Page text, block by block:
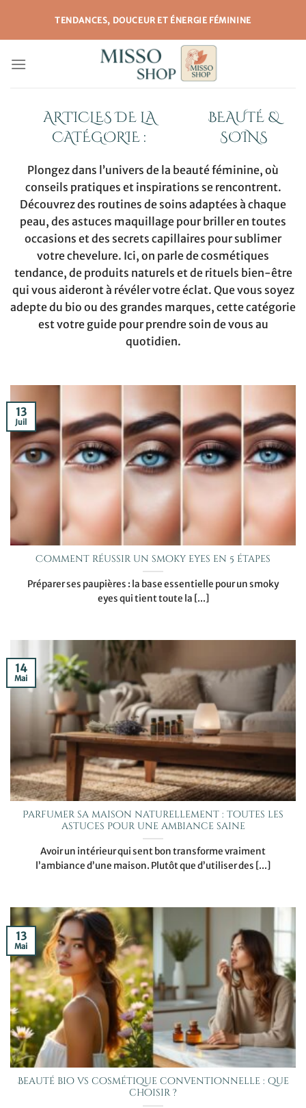
contenu
TENDANCES, DOUCEUR ET ÉNERGIE FÉMININE
BEAUTÉ &
SOINS
Plongez dans l’univers de la beauté féminine, où
conseils pratiques et inspirations se rencontrent.
Découvrez des routines de soins adaptées à chaque
peau, des astuces maquillage pour briller en toutes
occasions et des secrets capillaires pour sublimer
votre chevelure. Ici, on parle de cosmétiques
tendance, de produits naturels et de rituels bien-être
qui vous aideront à révéler votre éclat. Que vous soyez
adepte du bio ou des grandes marques, cette catégorie
est votre guide pour prendre soin de vous au
quotidien.
Comment réussir un smoky eyes en 5 étapes
Préparer ses paupières : la base essentielle pour un smoky
eyes qui tient toute la [...]
13
Juil
Parfumer sa maison naturellement : toutes les
astuces pour une ambiance saine
Avoir un intérieur qui sent bon transforme vraiment
l’ambiance d’une maison. Plutôt que d’utiliser des [...]
14
Mai
Beauté bio vs cosmétique conventionnelle : que
choisir ?
13
Mai